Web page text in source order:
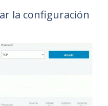
la configuración